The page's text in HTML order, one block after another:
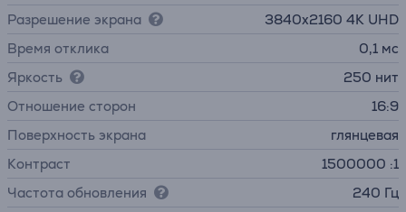
Разрешение экрана
3840х2160 4K UHD
Время отклика
0,1 мс
Яркость
250 нит
Отношение сторон
16:9
Поверхность экрана
глянцевая
Контраст
1500000 :1
Частота обновления
240 Гц